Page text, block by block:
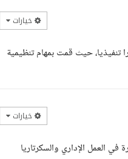
خيارات
حيث قمت بمهام تنظيمية
خيارات
لهذه الفرصة، حيث أمتلك أكثر من 10 سنوات من الخبرة في العمل الإداري والسكرتاريا